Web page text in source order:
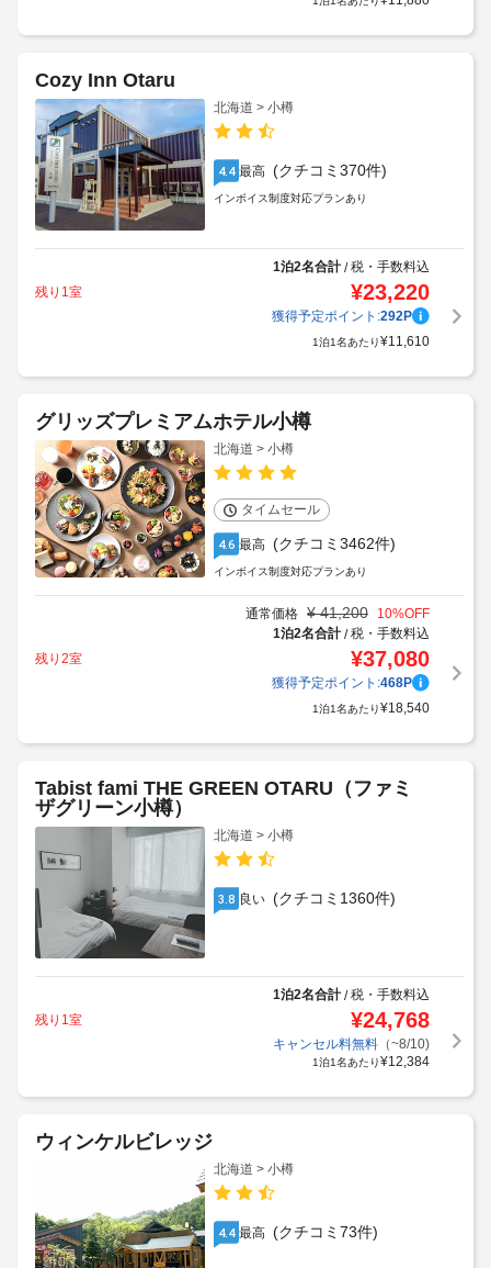
Cozy Inn Otaru
北海道 > 小樽
4.4 最高 (クチコミ370件)
インボイス制度対応プランあり
1泊2名合計/税・手数料込
残り1室
¥23,220
獲得予定ポイント:292P
1泊1名あたり¥11,610
グリッズプレミアムホテル小樽
北海道 > 小樽
タイムセール
4.6 最高 (クチコミ3462件)
インボイス制度対応プランあり
通常価格 ¥ 41,200 10%OFF
1泊2名合計/税・手数料込
残り2室
¥37,080
獲得予定ポイント:468P
1泊1名あたり¥18,540
Tabist fami THE GREEN OTARU（ファミ
ザグリーン小樽）
北海道 > 小樽
3.8 良い (クチコミ1360件)
1泊2名合計/税・手数料込
残り1室
¥24,768
キャンセル料無料（~8/10)
1泊1名あたり¥12,384
ウィンケルビレッジ
北海道 > 小樽
4.4 最高 (クチコミ73件)